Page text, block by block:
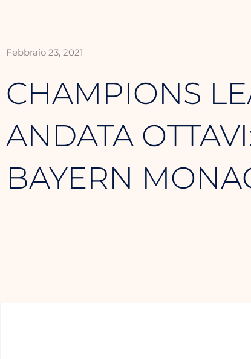
Febbraio 23, 2021
CHAMPIONS
ANDATA
BAYERN